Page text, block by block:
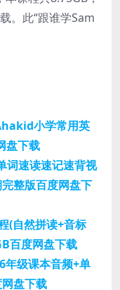
。此“跟谁学Sam
小学常用英
盘下载
词速读速记速背视
整版百度网盘下
(自然拼读+音标
百度网盘下载
年级课本音频+单
盘下载